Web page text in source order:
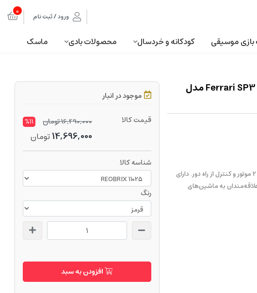
ورود / ثبت نام 0
بازی موسیقی کودکانه و خردسال محصولات بادی ماسک
لگو ماشین کنترلی فراری سوپر اسپرت دیتونا Ferrari SP3 مدل
لگو ماشین کنترلی فراری با 1958 قطعه و پک پاور فانکشن شامل 2 موتور و کنترل از راه دور. دارای
به ماشین‌های
موجود در انبار
قیمت کالا 16,490,000تومان %11
14,696,000تومان
شناسه کالا
رنگ
افزودن به سبد